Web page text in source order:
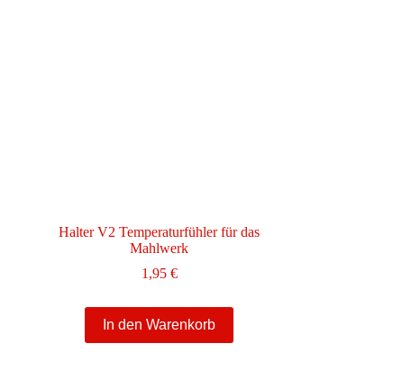
Halter V2 Temperaturfühler für das
Mahlwerk
1,95 €
In den Warenkorb